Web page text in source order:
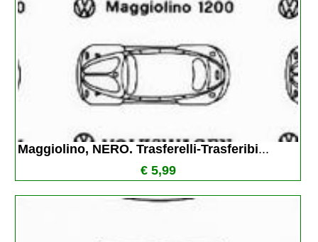
Maggiolino, NERO. Trasferelli-Trasferibi...
€ 5,99